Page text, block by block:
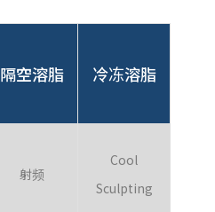
隔空溶脂 冷冻溶脂
射频
Cool
Sculpting